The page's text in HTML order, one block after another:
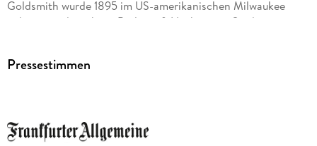
Goldsmith wurde 1895 im US-amerikanischen Milwaukee
geboren und wuchs in Berlin auf. Nach einem Studium in
war sie mit ihren Berichten aus Deutschland in englischen
dem Journalisten Frederick Voigt, mit dem sie von 1926 bis
Pressestimmen